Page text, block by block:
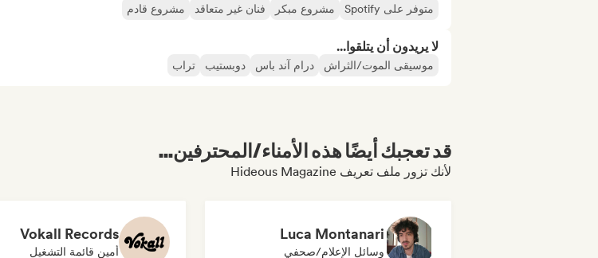
متوفر على Spotify مشروع مبكر فنان غير متعاقد مشروع قادم
لا يريدون أن يتلقوا...
موسيقى الموت/الثراش درام آند باس دوبستيب تراب
قد تعجبك أيضًا هذه الأمناء/المحترفين...
لأنك تزور ملف تعريف Hideous Magazine
Luca Montanari
وسائل الإعلام/صحفي
Vokall Records
أمين قائمة التشغيل